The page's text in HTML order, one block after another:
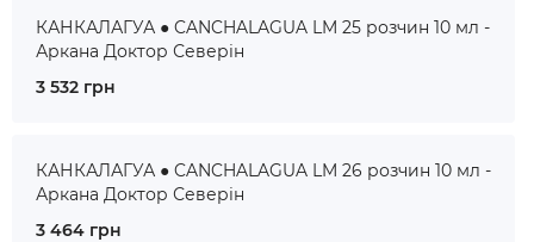
КАНКАЛАГУА ● CANCHALAGUA LM 25 розчин 10 мл -
Аркана Доктор Северін
3 532 грн
КАНКАЛАГУА ● CANCHALAGUA LM 26 розчин 10 мл -
Аркана Доктор Северін
3 464 грн